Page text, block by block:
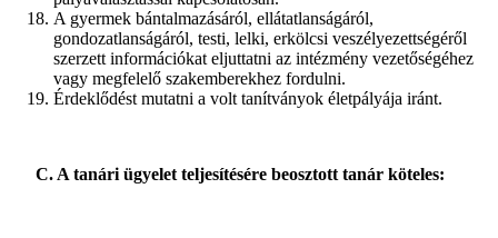
A gyermek bántalmazásáról, ellátatlanságáról,
gondozatlanságáról, testi, lelki, erkölcsi veszélyezettségéről
szerzett információkat eljuttatni az intézmény vezetőségéhez
vagy megfelelő szakemberekhez fordulni.
Érdeklődést mutatni a volt tanítványok életpályája iránt.
C. A tanári ügyelet teljesítésére beosztott tanár köteles: